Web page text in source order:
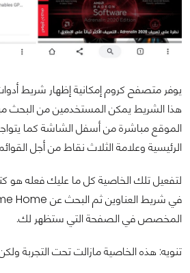
يوفر متصفح كروم إمكانية إظهار شريط
هذا الشريط يمكن المستخدمين من البحث
الموقع مباشرة من أسفل الشاشة كما
الرئيسية وعلامة الثلاث نقاط من أجل القوائم
المخصص في الصفحة التي ستظهر لك.
تنويه: هذه الخاصية مازالت تحت التجربة